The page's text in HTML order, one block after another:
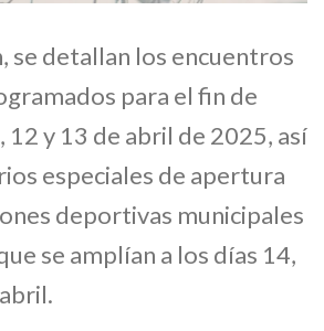
se detallan los encuentros
para el fin de
12 y 13 de abril de 2025, así
especiales de apertura
deportivas municipales
se amplían a los días 14,